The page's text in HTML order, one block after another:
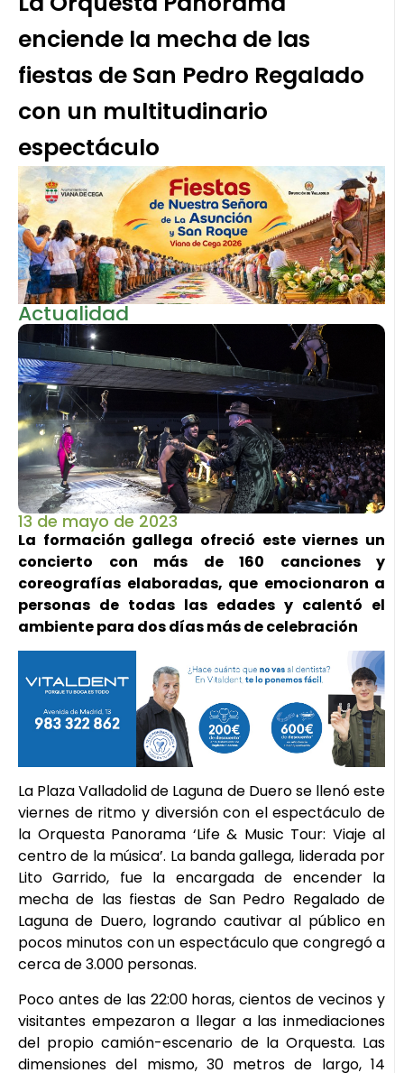
enciende la mecha de las
fiestas de San Pedro Regalado
con un multitudinario
espectáculo
Actualidad
13 de mayo de 2023
La formación gallega ofreció este viernes un
concierto con más de 160 canciones y
coreografías elaboradas, que emocionaron a
personas de todas las edades y calentó el
ambiente para dos días más de celebración
La Plaza Valladolid de Laguna de Duero se llenó este
viernes de ritmo y diversión con el espectáculo de
la Orquesta Panorama ‘Life & Music Tour: Viaje al
centro de la música’. La banda gallega, liderada por
Lito Garrido, fue la encargada de encender la
mecha de las fiestas de San Pedro Regalado de
Laguna de Duero, logrando cautivar al público en
pocos minutos con un espectáculo que congregó a
cerca de 3.000 personas.
Poco antes de las 22:00 horas, cientos de vecinos y
visitantes empezaron a llegar a las inmediaciones
del propio camión-escenario de la Orquesta. Las
dimensiones del mismo, 30 metros de largo, 14